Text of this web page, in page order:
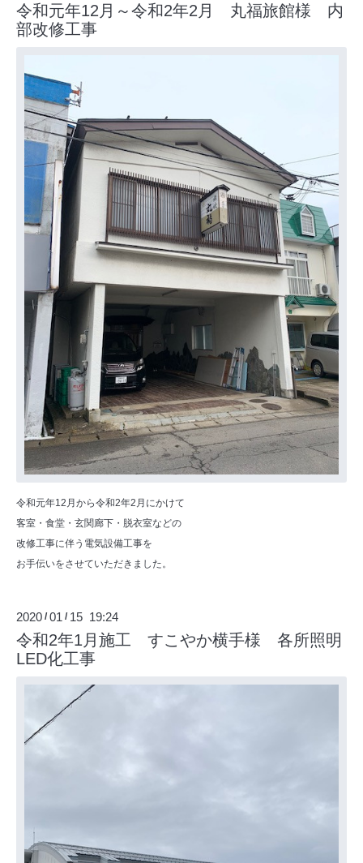
令和元年12月～令和2年2月 丸福旅館様 内
部改修工事
令和元年12月から令和2年2月にかけて
客室・食堂・玄関廊下・脱衣室などの
改修工事に伴う電気設備工事を
お手伝いをさせていただきました。
2020 /01 / 15 19:24
令和2年1月施工 すこやか横手様 各所照明
LED化工事